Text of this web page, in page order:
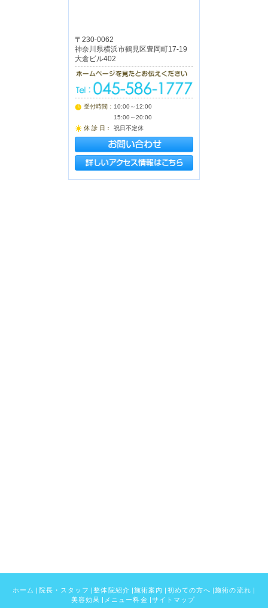
〒230-0062
神奈川県横浜市鶴見区豊岡町17-19
大倉ビル402
受付時間： 10:00～12:00
15:00～20:00
休 診 日：
祝日不定休
ホーム | 院長・スタッフ |整体院紹介 |施術案内 | 初めての方へ |施術の流れ |
美容効果 | メニュー料金 |サイトマップ